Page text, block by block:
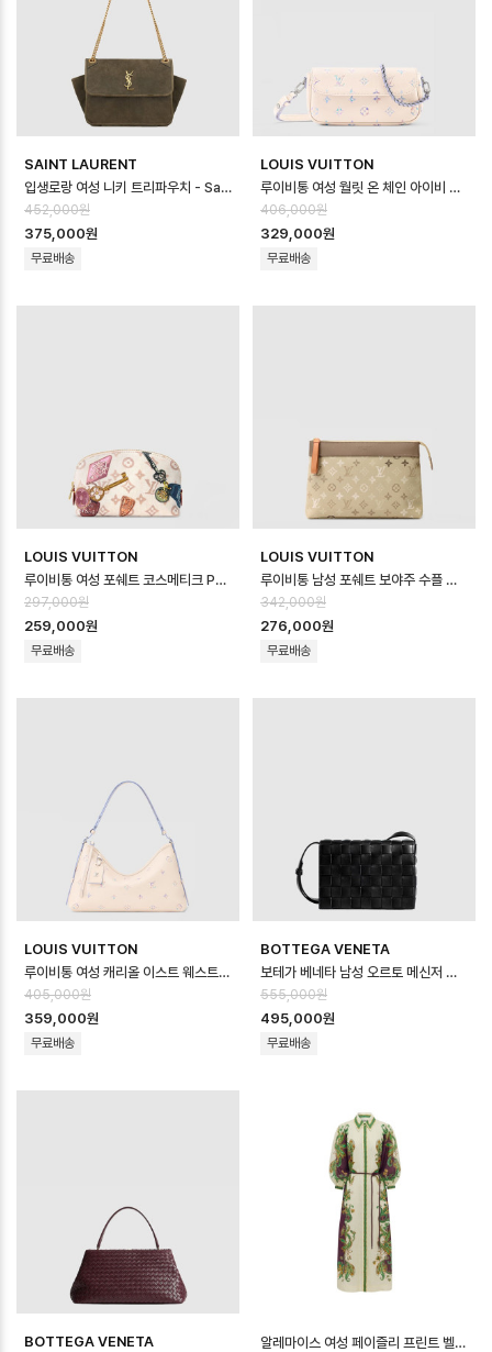
SAINT LAURENT
입생로랑 여성 니키 트리파우치 - Saint Laurent Womens Niki Tripo…
452,000원
375,000원
무료배송
LOUIS VUITTON
루이비통 여성 월릿 온 체인 아이비 백 M29770 - Louis vuitton Women…
406,000원
329,000원
무료배송
LOUIS VUITTON
루이비통 여성 포쉐트 코스메티크 PM M28956 - Louis vuitton Womens…
297,000원
259,000원
무료배송
LOUIS VUITTON
루이비통 남성 포쉐트 보야주 수플 M29427 - Louis vuitton Mens Poc…
342,000원
276,000원
무료배송
LOUIS VUITTON
루이비통 여성 캐리올 이스트 웨스트 M2A369 - Louis vuitton Womens …
405,000원
359,000원
무료배송
BOTTEGA VENETA
보테가 베네타 남성 오르토 메신저 백 - Bottega veneta Mens Ortho M…
555,000원
495,000원
무료배송
BOTTEGA VENETA
알레마이스 여성 페이즐리 프린트 벨티드 미디 드레스 - Alémais Womens Pais…